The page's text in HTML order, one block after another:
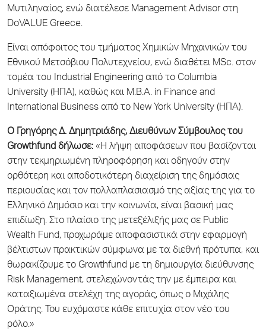
Μυτιληναίος, ενώ διατέλεσε Management Advisor στη
DoVALUE Greece.
Είναι απόφοιτος του τμήματος Χημικών Μηχανικών του
Εθνικού Μετσόβιου Πολυτεχνείου, ενώ διαθέτει MSc. στον
τομέα του Industrial Engineering από το Columbia
University (ΗΠΑ), καθώς και M.B.A. in Finance and
International Business από το New York University (ΗΠΑ).
Ο Γρηγόρης Δ. Δημητριάδης, Διευθύνων Σύμβουλος του
Growthfund δήλωσε: «Η λήψη αποφάσεων που βασίζονται
στην τεκμηριωμένη πληροφόρηση και οδηγούν στην
ορθότερη και αποδοτικότερη διαχείριση της δημόσιας
περιουσίας και τον πολλαπλασιασμό της αξίας της για το
Ελληνικό Δημόσιο και την κοινωνία, είναι βασική μας
επιδίωξη. Στο πλαίσιο της μετεξέλιξής μας σε Public
Wealth Fund, προχωράμε αποφασιστικά στην εφαρμογή
βέλτιστων πρακτικών σύμφωνα με τα διεθνή πρότυπα, και
θωρακίζουμε το Growthfund με τη δημιουργία διεύθυνσης
Risk Management, στελεχώνοντάς την µε έμπειρα και
καταξιωμένα στελέχη της αγοράς, όπως ο Μιχάλης
Οράτης. Του ευχόμαστε κάθε επιτυχία στον νέο του
ρόλο.»